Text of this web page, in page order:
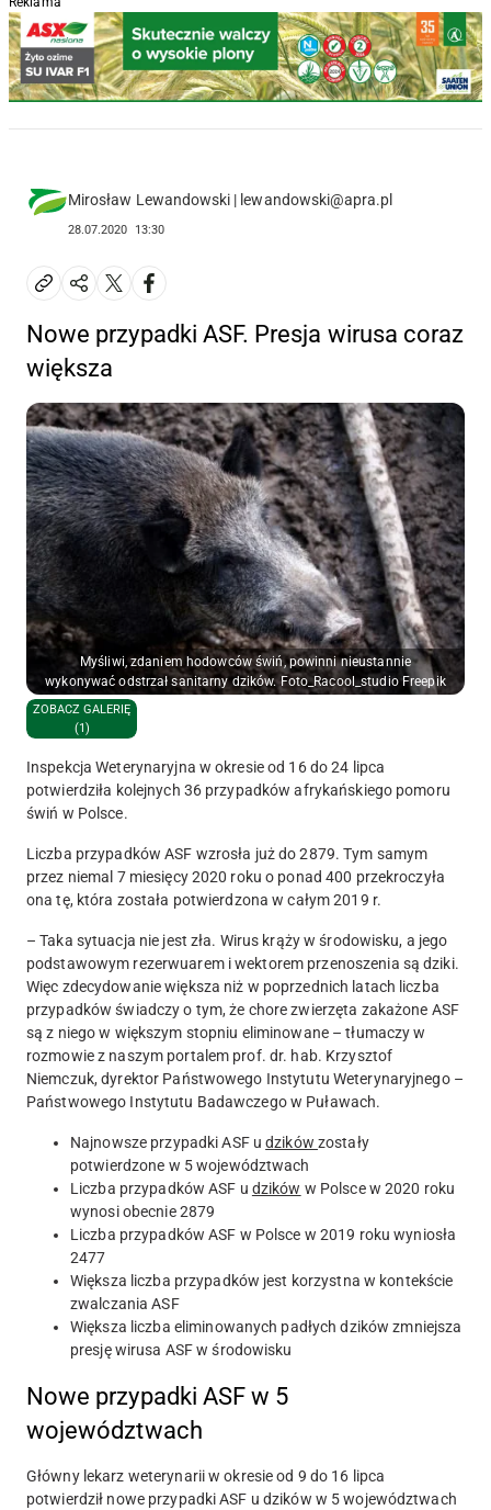
Mirosław Lewandowski | lewandowski@apra.pl
28.07.2020 13:30
Nowe przypadki ASF. Presja wirusa coraz
większa
Myśliwi, zdaniem hodowców świń, powinni nieustannie
wykonywać odstrzał sanitarny dzików. Foto_Racool_studio Freepik
ZOBACZ GALERIĘ
(1)
Inspekcja Weterynaryjna w okresie od 16 do 24 lipca
potwierdziła kolejnych 36 przypadków afrykańskiego pomoru
świń w Polsce.
Liczba przypadków ASF wzrosła już do 2879. Tym samym
przez niemal 7 miesięcy 2020 roku o ponad 400 przekroczyła
ona tę, która została potwierdzona w całym 2019 r.
– Taka sytuacja nie jest zła. Wirus krąży w środowisku, a jego
podstawowym rezerwuarem i wektorem przenoszenia są dziki.
Więc zdecydowanie większa niż w poprzednich latach liczba
przypadków świadczy o tym, że chore zwierzęta zakażone ASF
są z niego w większym stopniu eliminowane – tłumaczy w
rozmowie z naszym portalem prof. dr. hab. Krzysztof
Niemczuk, dyrektor Państwowego Instytutu Weterynaryjnego –
Państwowego Instytutu Badawczego w Puławach.
Najnowsze przypadki ASF udzików zostały
potwierdzone w 5 województwach
Liczba przypadków ASF u dzików w Polsce w 2020 roku
wynosi obecnie 2879
Liczba przypadków ASF w Polsce w 2019 roku wyniosła
2477
Większa liczba przypadków jest korzystna w kontekście
zwalczania ASF
Większa liczba eliminowanych padłych dzików zmniejsza
presję wirusa ASF w środowisku
Nowe przypadki ASF w 5
województwach
Główny lekarz weterynarii w okresie od 9 do 16 lipca
potwierdził nowe przypadki ASF u dzików w 5 województwach